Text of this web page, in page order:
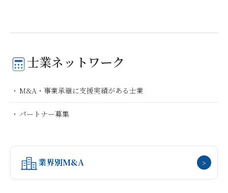
士業ネットワーク
M&A・事業承継に支援実績がある士業
パートナー募集
業界別M&A >